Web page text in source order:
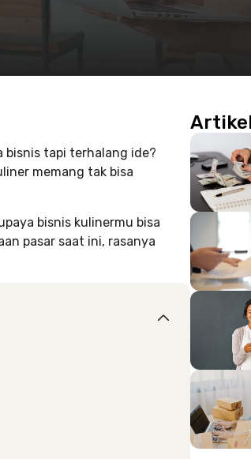
bisnis tapi terhalang ide?
memang tak bisa
bisnis kulinermu bisa
pasar saat ini, rasanya